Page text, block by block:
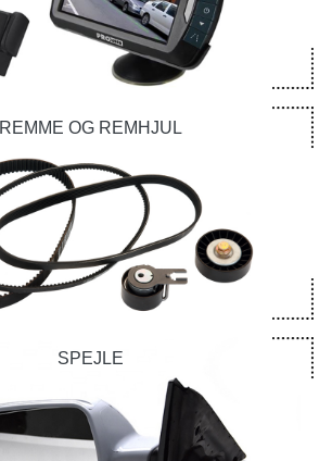
REMME OG REMHJUL
SPEJLE